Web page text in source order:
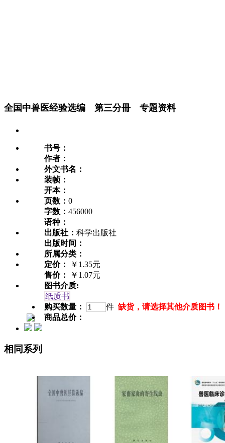
全国中兽医经验选编 第三分冊 专題资料
书号：
作者：
外文书名：
装帧：
开本：
页数： 0
字数： 456000
语种：
出版社： 科学出版社
出版时间：
所属分类：
定价：
￥1.35元
售价：
￥1.07元
图书介质:
纸质书
购买数量：
件 缺货，请选择其他介质图书！
商品总价：
相同系列